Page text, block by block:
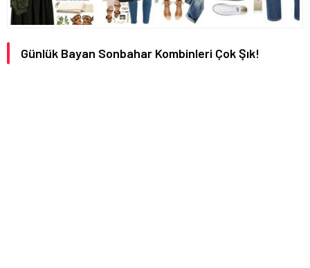
Günlük Bayan Sonbahar Kombinleri Çok Şık!